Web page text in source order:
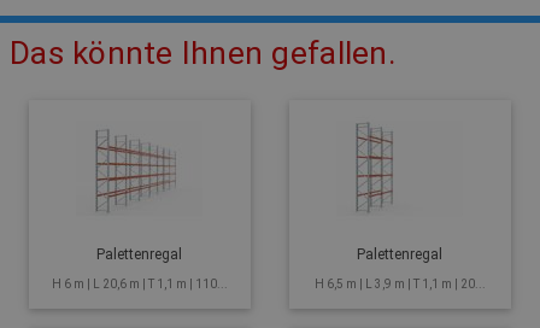
Das könnte Ihnen gefallen.
Palettenregal
H 6 m | L 20,6 m | T 1,1 m | 110...
Palettenregal
H 6,5 m | L 3,9 m | T 1,1 m | 20...